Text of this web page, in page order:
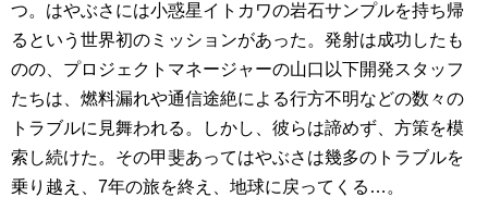
つ。はやぶさには小惑星イトカワの岩石サンプルを持ち帰
るという世界初のミッションがあった。発射は成功したも
のの、プロジェクトマネージャーの山口以下開発スタッフ
たちは、燃料漏れや通信途絶による行方不明などの数々の
トラブルに見舞われる。しかし、彼らは諦めず、方策を模
索し続けた。その甲斐あってはやぶさは幾多のトラブルを
乗り越え、7年の旅を終え、地球に戻ってくる…。